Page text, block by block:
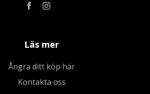
Läs mer
Ångra ditt köp här
Kontakta oss